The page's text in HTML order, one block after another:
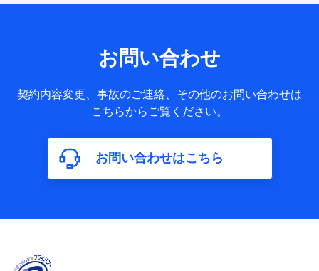
送信履歴などの情報）が含まれます。
約に関する情報。例として、保険契約者及び被保険者の氏
名、住所、生年月日、性別、保険契約者と被保険者の関係、
保険加入の目的、保険商品の内容、保険料、保険料のお支払
年数などの情報、ペットの種類や年齢などの情報などが含ま
れます。
【共同して利用する者の範囲】
株式会社NTTドコモ
当社又は株式会社NTTドコモが提供する保険関連サービスに
お問い合わせ
契約内容変更、事故のご連絡、その他のお問い合わせは
こちらからご覧ください。
お問い合わせはこちら